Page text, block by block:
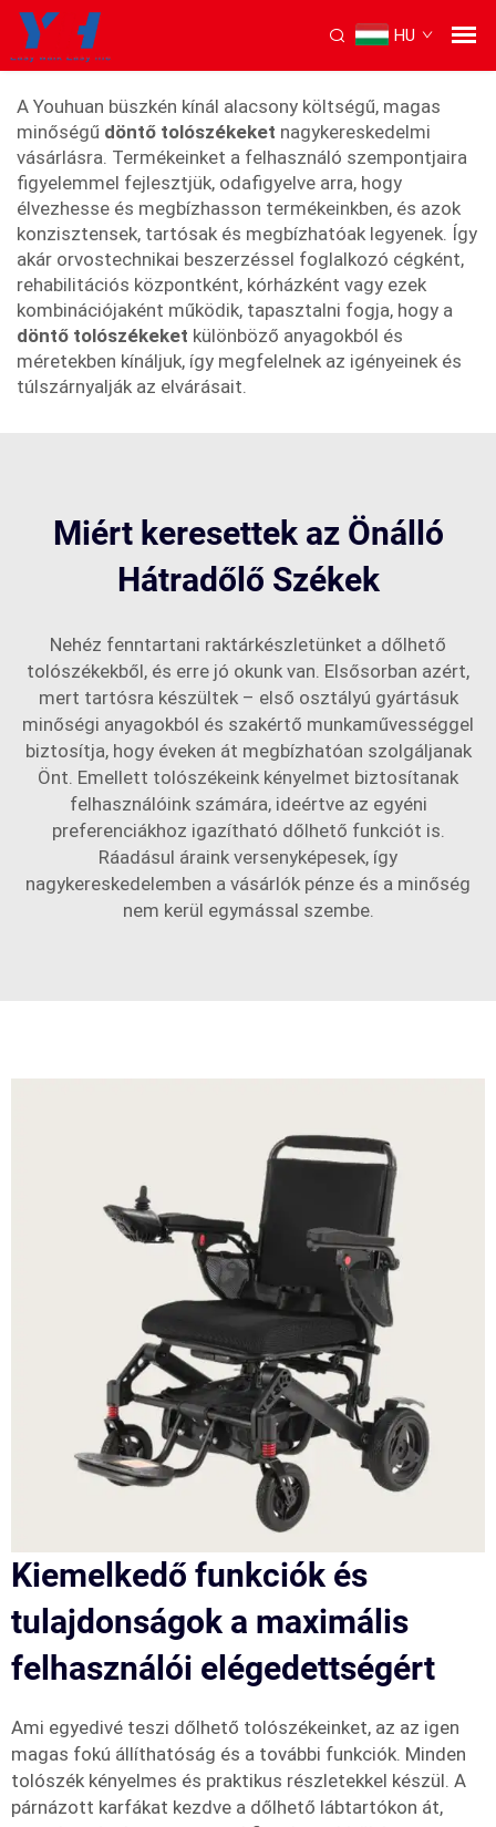
HU
önálló hátradőlő szék
A Youhuan büszkén kínál alacsony költségű, magas
minőségű döntő tolószékeket nagykereskedelmi
vásárlásra. Termékeinket a felhasználó szempontjaira
figyelemmel fejlesztjük, odafigyelve arra, hogy
élvezhesse és megbízhasson termékeinkben, és azok
konzisztensek, tartósak és megbízhatóak legyenek. Így
akár orvostechnikai beszerzéssel foglalkozó cégként,
rehabilitációs központként, kórházként vagy ezek
kombinációjaként működik, tapasztalni fogja, hogy a
döntő tolószékeket különböző anyagokból és
méretekben kínáljuk, így megfelelnek az igényeinek és
túlszárnyalják az elvárásait.
Miért keresettek az Önálló
Hátradőlő Székek
Nehéz fenntartani raktárkészletünket a dőlhető
tolószékekből, és erre jó okunk van. Elsősorban azért,
mert tartósra készültek – első osztályú gyártásuk
minőségi anyagokból és szakértő munkaművességgel
biztosítja, hogy éveken át megbízhatóan szolgáljanak
Önt. Emellett tolószékeink kényelmet biztosítanak
felhasználóink számára, ideértve az egyéni
preferenciákhoz igazítható dőlhető funkciót is.
Ráadásul áraink versenyképesek, így
nagykereskedelemben a vásárlók pénze és a minőség
nem kerül egymással szembe.
Kiemelkedő funkciók és
tulajdonságok a maximális
felhasználói elégedettségért
Ami egyedivé teszi dőlhető tolószékeinket, az az igen
magas fokú állíthatóság és a további funkciók. Minden
tolószék kényelmes és praktikus részletekkel készül. A
párnázott karfákat kezdve a dőlhető lábtartókon át,